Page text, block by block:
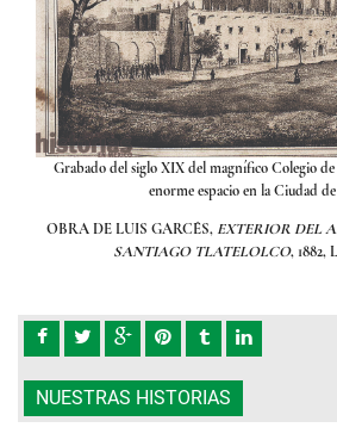
Grabado del siglo XIX del magnífico Colegio
enorme espacio en la Ciudad
OBRA DE LUIS GARCÉS, EXTERIOR DEL
SANTIAGO TLATELOLCO,
NUESTRAS HISTORIAS